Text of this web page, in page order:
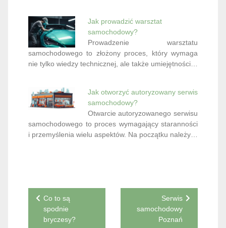
Jak prowadzić warsztat
samochodowy?
Prowadzenie warsztatu
samochodowego to złożony proces, który wymaga
nie tylko wiedzy technicznej, ale także umiejętności…
Jak otworzyć autoryzowany serwis
samochodowy?
Otwarcie autoryzowanego serwisu
samochodowego to proces wymagający staranności
i przemyślenia wielu aspektów. Na początku należy…
Nawigacja
wpisu
Co to są
spodnie
bryczesy?
Serwis
samochodowy
Poznań